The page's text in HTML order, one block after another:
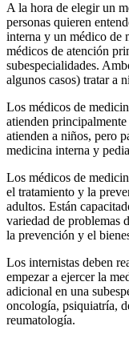
A la hora de elegir un
personas quieren
interna y un médico de
médicos de atención
subespecialidades.
algunos casos) tratar a
Los médicos de
atienden
atienden a niños, pero
medicina interna y
Los médicos de
el tratamiento y la
adultos. Están
variedad de problemas
la prevención y el
Los internistas deben
empezar a ejercer la
adicional en una
oncología, psiquiatría,
reumatología.